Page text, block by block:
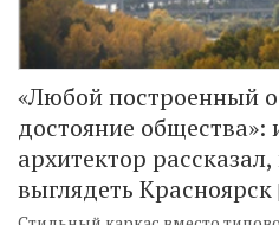
«Любой построенный
достояние общества»:
архитектор
выглядеть Красноярск